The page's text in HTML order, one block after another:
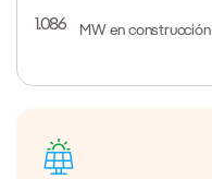
1.086 MW en construcción